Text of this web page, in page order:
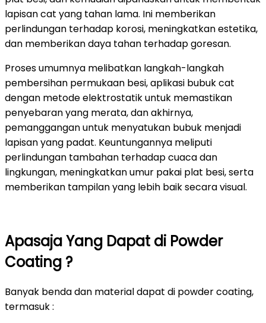
lapisan cat yang tahan lama. Ini memberikan
perlindungan terhadap korosi, meningkatkan estetika,
dan memberikan daya tahan terhadap goresan.
Proses umumnya melibatkan langkah-langkah
pembersihan permukaan besi, aplikasi bubuk cat
dengan metode elektrostatik untuk memastikan
penyebaran yang merata, dan akhirnya,
pemanggangan untuk menyatukan bubuk menjadi
lapisan yang padat. Keuntungannya meliputi
perlindungan tambahan terhadap cuaca dan
lingkungan, meningkatkan umur pakai plat besi, serta
memberikan tampilan yang lebih baik secara visual.
Apasaja Yang Dapat di Powder
Coating ?
Banyak benda dan material dapat di powder coating,
termasuk :